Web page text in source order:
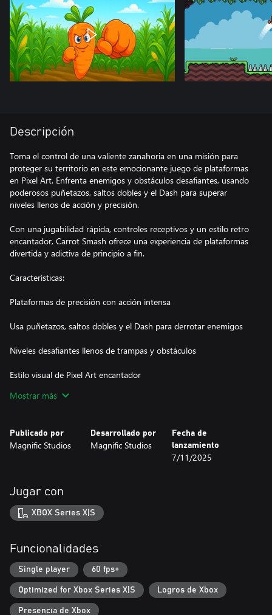
Descripción
Toma el control de una valiente zanahoria en una misión para
proteger su territorio en este emocionante juego de plataformas
en Pixel Art. Enfrenta enemigos y obstáculos desafiantes, usando
poderosos puñetazos, saltos dobles y el Dash para superar
niveles llenos de acción y precisión.
Con una jugabilidad rápida, controles receptivos y un estilo retro
encantador, Carrot Smash ofrece una experiencia de plataformas
divertida y adictiva de principio a fin.
Características:
Plataformas de precisión con acción intensa
Usa puñetazos, saltos dobles y el Dash para derrotar enemigos
Niveles desafiantes llenos de trampas y obstáculos
Estilo visual de Pixel Art encantador
Banda sonora energética y envolvente
Mostrar más
Publicado por
Magnific Studios
Desarrollado por
Magnific Studios
Fecha de
lanzamiento
7/11/2025
Jugar con
XBOX Series X|S
Funcionalidades
Single player 60 fps+
Optimized for Xbox Series X|S Logros de Xbox
Presencia de Xbox